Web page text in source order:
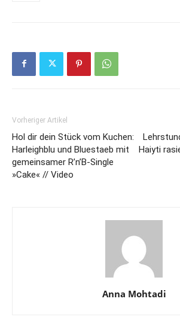
Vorheriger Artikel
Hol dir dein Stück vom Kuchen:
Harleighblu und Bluestaeb mit
gemeinsamer R’n’B-Single
»Cake« // Video
Haiyti
Anna Mohtadi